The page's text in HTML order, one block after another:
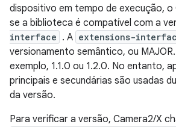
dispositivo em tempo de execução, o
se a biblioteca é compatível com a
interface . A extensions-
versionamento semântico, ou
exemplo, 1.1.0 ou 1.2.0. No entanto,
principais e secundárias são usadas
da versão.
Para verificar a versão, Camera2/X